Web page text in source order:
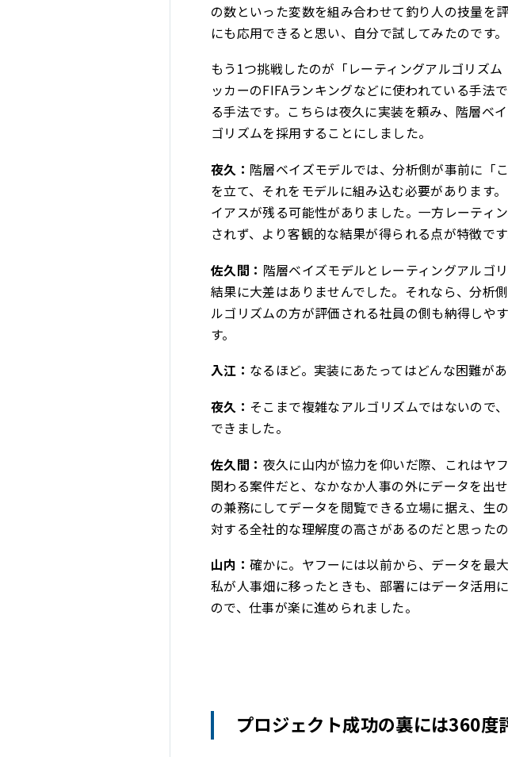
の数といった変数を組み合わせて釣り人の技量を
にも応用できると思い、自分で試してみたのです。
もう1つ挑戦したのが「レーティングアルゴリズ
ッカーのFIFAランキングなどに使われている手法
る手法です。こちらは夜久に実装を頼み、階層ベ
ゴリズムを採用することにしました。
夜久： 階層ベイズモデルでは、分析側が事前に「
を立て、それをモデルに組み込む必要があります
イアスが残る可能性がありました。一方レーティ
されず、より客観的な結果が得られる点が特徴です
佐久間： 階層ベイズモデルとレーティングアルゴ
結果に大差はありませんでした。それなら、分析
ルゴリズムの方が評価される社員の側も納得しや
す。
入江： なるほど。実装にあたってはどんな困難があ
夜久： そこまで複雑なアルゴリズムではないので
できました。
佐久間： 夜久に山内が協力を仰いだ際、これはヤ
関わる案件だと、なかなか人事の外にデータを出
の兼務にしてデータを閲覧できる立場に据え、生
対する全社的な理解度の高さがあるのだと思ったの
山内：確かに。ヤフーには以前から、データを最
私が人事畑に移ったときも、部署にはデータ活用
ので、仕事が楽に進められました。
プロジェクト成功の裏には360度